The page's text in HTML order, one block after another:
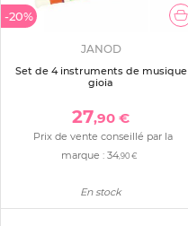
-20%
JANOD
Set de 4 instruments de musique
gioia
27,90 €
Prix de vente conseillé par la
marque : 34,90 €
En stock